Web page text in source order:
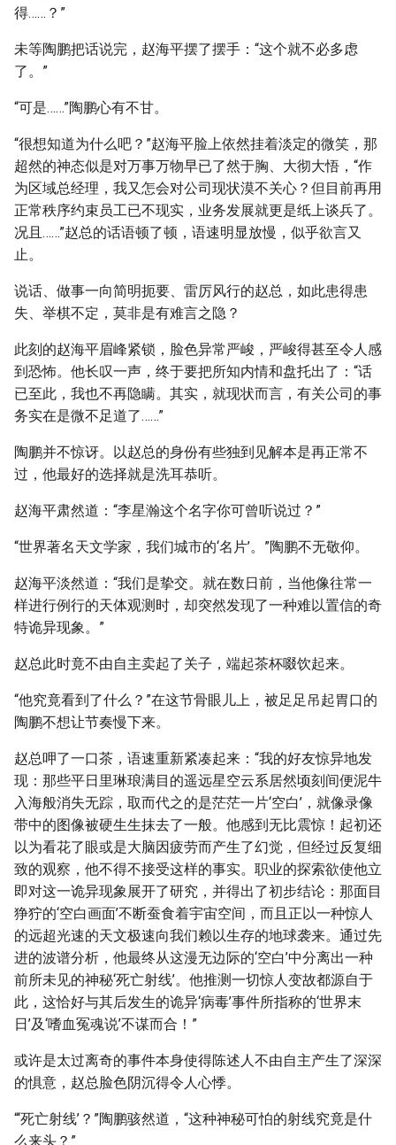
得……？”
未等陶鹏把话说完，赵海平摆了摆手：“这个就不必多虑
了。”
“可是……”陶鹏心有不甘。
“很想知道为什么吧？”赵海平脸上依然挂着淡定的微笑，那
超然的神态似是对万事万物早已了然于胸、大彻大悟，“作
为区域总经理，我又怎会对公司现状漠不关心？但目前再用
正常秩序约束员工已不现实，业务发展就更是纸上谈兵了。
况且……”赵总的话语顿了顿，语速明显放慢，似乎欲言又
止。
说话、做事一向简明扼要、雷厉风行的赵总，如此患得患
失、举棋不定，莫非是有难言之隐？
此刻的赵海平眉峰紧锁，脸色异常严峻，严峻得甚至令人感
到恐怖。他长叹一声，终于要把所知内情和盘托出了：“话
已至此，我也不再隐瞒。其实，就现状而言，有关公司的事
务实在是微不足道了……”
陶鹏并不惊讶。以赵总的身份有些独到见解本是再正常不
过，他最好的选择就是洗耳恭听。
赵海平肃然道：“李星瀚这个名字你可曾听说过？”
“世界著名天文学家，我们城市的‘名片’。”陶鹏不无敬仰。
赵海平淡然道：“我们是挚交。就在数日前，当他像往常一
样进行例行的天体观测时，却突然发现了一种难以置信的奇
特诡异现象。”
赵总此时竟不由自主卖起了关子，端起茶杯啜饮起来。
“他究竟看到了什么？”在这节骨眼儿上，被足足吊起胃口的
陶鹏不想让节奏慢下来。
赵总呷了一口茶，语速重新紧凑起来：“我的好友惊异地发
现：那些平日里琳琅满目的遥远星空云系居然顷刻间便泥牛
入海般消失无踪，取而代之的是茫茫一片‘空白’，就像录像
带中的图像被硬生生抹去了一般。他感到无比震惊！起初还
以为看花了眼或是大脑因疲劳而产生了幻觉，但经过反复细
致的观察，他不得不接受这样的事实。职业的探索欲使他立
即对这一诡异现象展开了研究，并得出了初步结论：那面目
狰狞的‘空白画面’不断蚕食着宇宙空间，而且正以一种惊人
的远超光速的天文极速向我们赖以生存的地球袭来。通过先
进的波谱分析，他最终从这漫无边际的‘空白’中分离出一种
前所未见的神秘‘死亡射线’。他推测一切惊人变故都源自于
此，这恰好与其后发生的诡异‘病毒’事件所指称的‘世界末
日’及‘嗜血冤魂说’不谋而合！”
或许是太过离奇的事件本身使得陈述人不由自主产生了深深
的惧意，赵总脸色阴沉得令人心悸。
“‘死亡射线’？”陶鹏骇然道，“这种神秘可怕的射线究竟是什
么来头？”